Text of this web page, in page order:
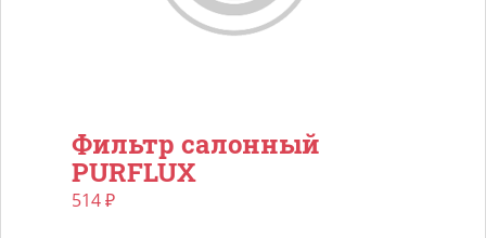
Фильтр салонный
PURFLUX
514₽